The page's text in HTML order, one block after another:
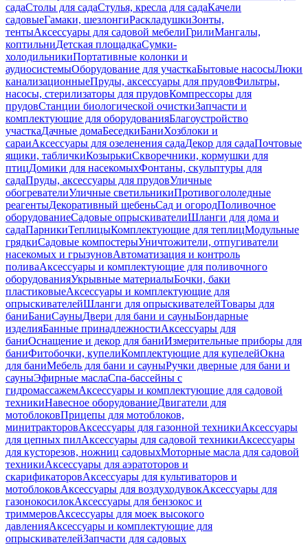
садаСтолы для садаСтулья, кресла для садаКачели
садовыеГамаки, шезлонгиРаскладушкиЗонты,
тентыАксессуары для садовой мебелиГрилиМангалы,
коптильниДетская площадкаСумки-
холодильникиПортативные колонки и
аудиосистемыОборудование для участкаБытовые насосыЛюки
канализационныеПруды, аксессуары для прудовФильтры,
насосы, стерилизаторы для прудовКомпрессоры для
прудовСтанции биологической очисткиЗапчасти и
комплектующие для оборудованияБлагоустройство
участкаДачные домаБеседкиБаниХозблоки и
сараиАксессуары для озеленения садаДекор для садаПочтовые
ящики, табличкиКозырькиСкворечники, кормушки для
птицДомики для насекомыхФонтаны, скульптуры для
садаПруды, аксессуары для прудовУличные
обогревателиУличные светильникиПротивогололедные
реагентыДекоративный щебеньСад и огородПоливочное
оборудованиеСадовые опрыскивателиШланги для дома и
садаПарникиТеплицыКомплектующие для теплицМодульные
грядкиСадовые компостерыУничтожители, отпугиватели
насекомых и грызуновАвтоматизация и контроль
поливаАксессуары и комплектующие для поливочного
оборудованияУкрывные материалыБочки, баки
пластиковыеАксессуары и комплектующие для
опрыскивателейШланги для опрыскивателейТовары для
баниБаниСауныДвери для бани и сауныБондарные
изделияБанные принадлежностиАксессуары для
баниОснащение и декор для баниИзмерительные приборы для
баниФитобочки, купелиКомплектующие для купелейОкна
для баниМебель для бани и сауныРучки дверные для бани и
сауныЭфирные маслаСпа-бассейны с
гидромассажемАксессуары и комплектующие для садовой
техникиНавесное оборудованиеДвигатели для
мотоблоковПрицепы для мотоблоков,
минитракторовАксессуары для газонной техникиАксессуары
для цепных пилАксессуары для садовой техникиАксессуары
для кусторезов, ножниц садовыхМоторные масла для садовой
техникиАксессуары для аэратоторов и
скарификаторовАксессуары для культиваторов и
мотоблоковАксессуары для воздуходувокАксессуары для
газонокосилокАксессуары для бензокос и
триммеровАксессуары для моек высокого
давленияАксессуары и комплектующие для
опрыскивателейЗапчасти для садовых